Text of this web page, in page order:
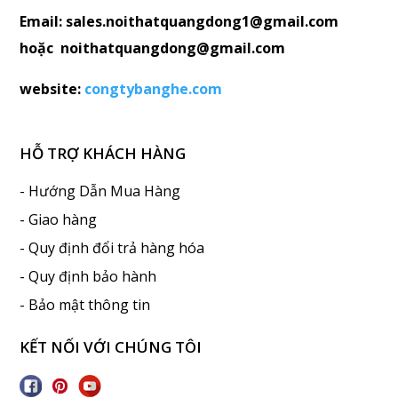
Email: sales.noithatquangdong1@gmail.com
hoặc noithatquangdong@gmail.com
website: congtybanghe.com
HỖ TRỢ KHÁCH HÀNG
- Hướng Dẫn Mua Hàng
- Giao hàng
- Quy định đổi trả hàng hóa
- Quy định bảo hành
- Bảo mật thông tin
KẾT NỐI VỚI CHÚNG TÔI